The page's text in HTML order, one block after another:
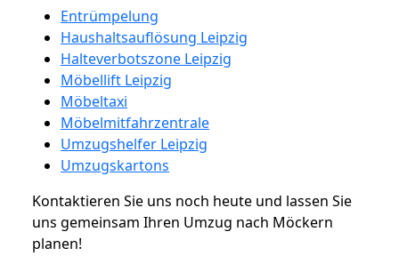
Entrümpelung
Haushaltsauflösung Leipzig
Halteverbotszone Leipzig
Möbellift Leipzig
Möbeltaxi
Möbelmitfahrzentrale
Umzugshelfer Leipzig
Umzugskartons
Kontaktieren Sie uns noch heute und lassen Sie
uns gemeinsam Ihren Umzug nach Möckern
planen!